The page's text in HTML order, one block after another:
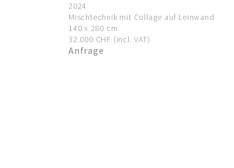
2024
Mischtechnik mit Collage auf Leinwand
140 x 280 cm
32.000 CHF (incl. VAT)
Anfrage